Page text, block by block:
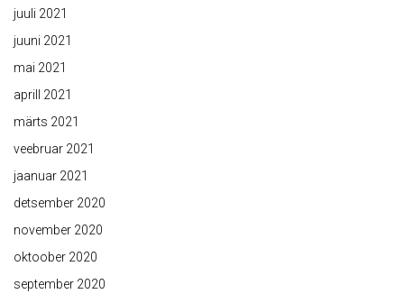
juuli 2021
juuni 2021
mai 2021
aprill 2021
märts 2021
veebruar 2021
jaanuar 2021
detsember 2020
november 2020
oktoober 2020
september 2020